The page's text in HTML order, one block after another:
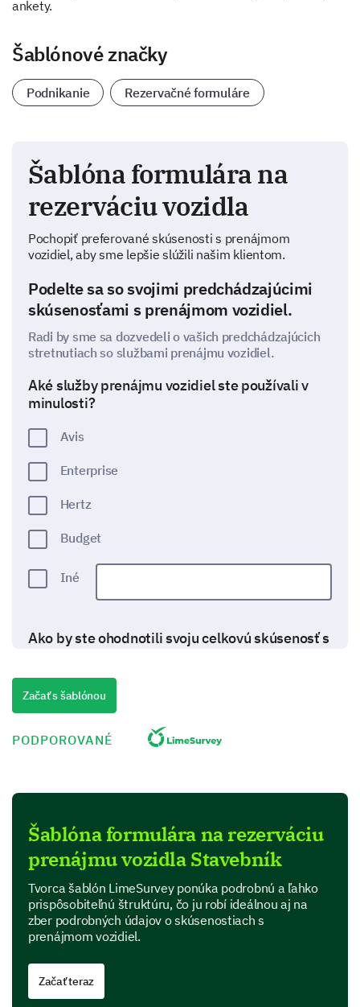
ankety.
Šablónové značky
Podnikanie Rezervačné formuláre
Šablóna formulára na
rezerváciu vozidla
Pochopiť preferované skúsenosti s prenájmom
vozidiel, aby sme lepšie slúžili našim klientom.
Podelte sa so svojimi predchádzajúcimi
skúsenosťami s prenájmom vozidiel.
Radi by sme sa dozvedeli o vašich predchádzajúcich
stretnutiach so službami prenájmu vozidiel.
Aké služby prenájmu vozidiel ste používali v
minulosti?
Avis
Enterprise
Hertz
Budget
Iné
Ako by ste ohodnotili svoju celkovú skúsenosť s
Veľmi uspokojivé
Neuspokojivé
Veľmi neuspokojivé
Poďme preskúmať vaše priority pri
prenájme vozidla.
Aby sme vám mohli lepšie slúžiť, radi by sme
pochopili vaše preferencie pri výbere prenajatého
vozidla.
Aký typ vozidla obvykle preferujete prenajať?
Začať s šablónou
PODPOROVANÉ
Šablóna formulára na rezerváciu
prenájmu vozidla Stavebník
Tvorca šablón LimeSurvey ponúka podrobnú a ľahko
prispôsobiteľnú štruktúru, čo ju robí ideálnou aj na
zber podrobných údajov o skúsenostiach s
prenájmom vozidiel.
Začať teraz